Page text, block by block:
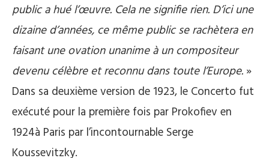
public a hué l’œuvre. Cela ne signifie rien. D’ici une
dizaine d’années, ce même public se rachètera en
faisant une ovation unanime à un compositeur
devenu célèbre et reconnu dans toute l’Europe. »
Dans sa deuxième version de 1923, le Concerto fut
exécuté pour la première fois par Prokofiev en
1924à Paris par l’incontournable Serge
Koussevitzky.